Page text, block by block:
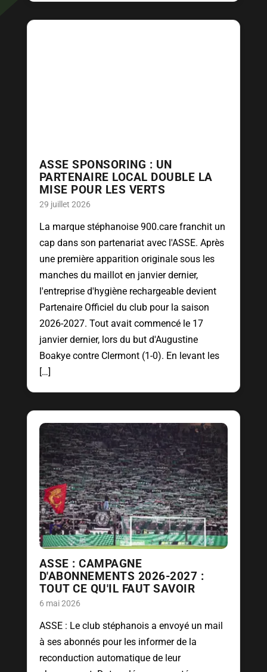
ASSE SPONSORING : UN
PARTENAIRE LOCAL DOUBLE LA
MISE POUR LES VERTS
29 juillet 2026
La marque stéphanoise 900.care franchit un
cap dans son partenariat avec l'ASSE. Après
une première apparition originale sous les
manches du maillot en janvier dernier,
l'entreprise d'hygiène rechargeable devient
Partenaire Officiel du club pour la saison
2026-2027. Tout avait commencé le 17
janvier dernier, lors du but d'Augustine
Boakye contre Clermont (1-0). En levant les
[…]
ASSE : CAMPAGNE
D'ABONNEMENTS 2026-2027 :
TOUT CE QU'IL FAUT SAVOIR
6 mai 2026
ASSE : Le club stéphanois a envoyé un mail
à ses abonnés pour les informer de la
reconduction automatique de leur